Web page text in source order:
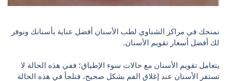
نمنحك في مراكز الشناوي لطب الأسنان أفضل عناية بأسنانك ونوفر
لك أفضل أسعار تقويم الأسنان.
يتعامل تقويم الأسنان مع حالات سوء الإطباق؛ ففي هذه الحالة لا
تستقر الأسنان عند إغلاق الفم بشكل صحيح، فنلجأ في هذه الحالة